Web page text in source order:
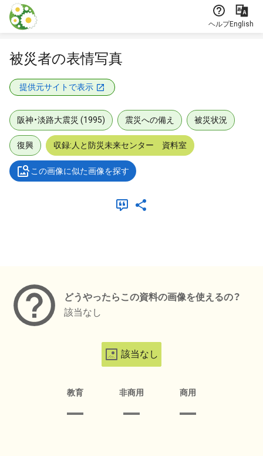
本文に飛ぶ
ヘルプEnglish
被災者の表情写真
提供元サイトで表示
阪神・淡路大震災 (1995) 震災への備え 被災状況
復興 収録:人と防災未来センター 資料室
この画像に似た画像を探す
どうやったらこの資料の画像を使えるの？
該当なし
該当なし
教育 非商用 商用